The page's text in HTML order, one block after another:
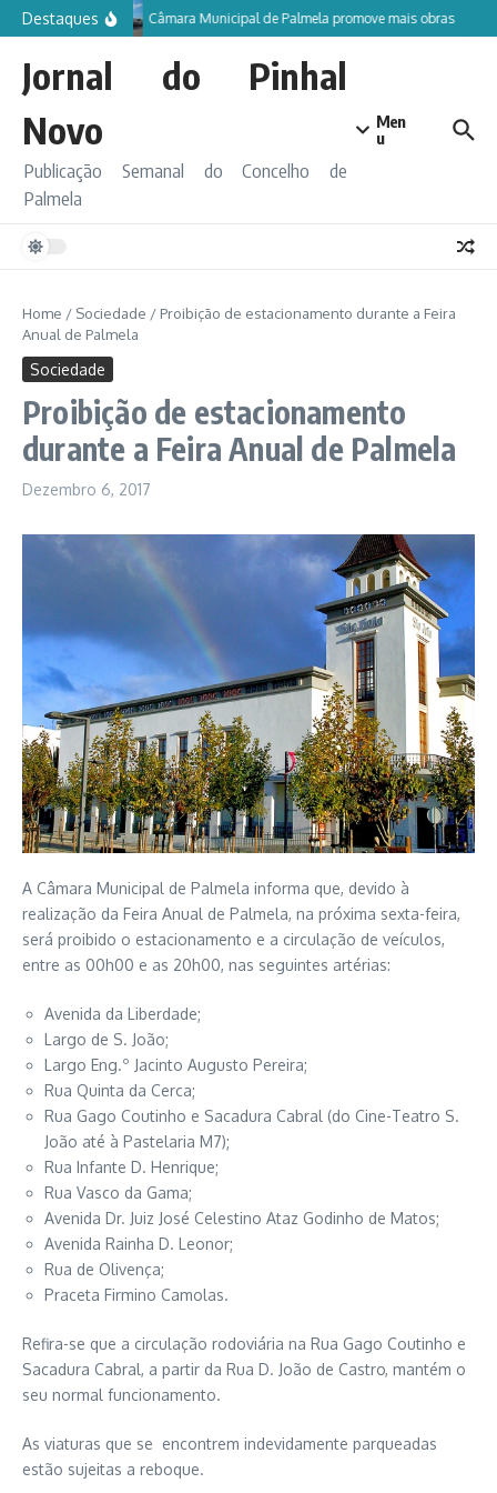
Ir para o conteúdo
Destaques Câmara Municipal de Palmela promove mais obras
Jornal do Pinhal
Novo
Publicação Semanal do Concelho de
Palmela
Men
u
Home / Sociedade / Proibição de estacionamento durante a Feira
Anual de Palmela
Sociedade
Proibição de estacionamento
durante a Feira Anual de Palmela
Dezembro 6, 2017
A Câmara Municipal de Palmela informa que, devido à
realização da Feira Anual de Palmela, na próxima sexta-feira,
será proibido o estacionamento e a circulação de veículos,
entre as 00h00 e as 20h00, nas seguintes artérias:
Avenida da Liberdade;
Largo de S. João;
Largo Eng.º Jacinto Augusto Pereira;
Rua Quinta da Cerca;
Rua Gago Coutinho e Sacadura Cabral (do Cine-Teatro S.
João até à Pastelaria M7);
Rua Infante D. Henrique;
Rua Vasco da Gama;
Avenida Dr. Juiz José Celestino Ataz Godinho de Matos;
Avenida Rainha D. Leonor;
Rua de Olivença;
Praceta Firmino Camolas.
Refira-se que a circulação rodoviária na Rua Gago Coutinho e
Sacadura Cabral, a partir da Rua D. João de Castro, mantém o
seu normal funcionamento.
As viaturas que se encontrem indevidamente parqueadas
estão sujeitas a reboque.